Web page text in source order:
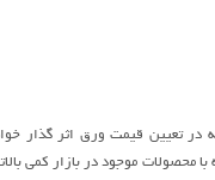
موجود در بازار کمی